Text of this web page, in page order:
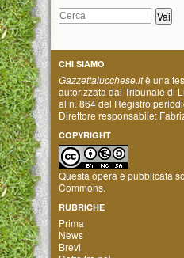
CHI SIAMO
Gazzettalucchese.itè una
autorizzata dal Tribunale di
al n. 864 del Registro
Direttore responsabile:
COPYRIGHT
Questa opera è pubblicata
Commons.
RUBRICHE
Prima
News
Brevi